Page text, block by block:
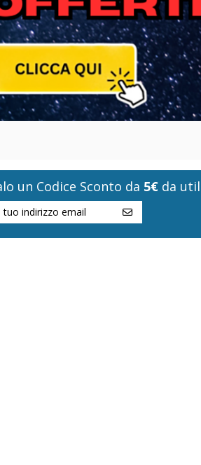
un Codice Sconto da 5€da